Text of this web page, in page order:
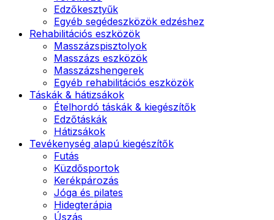
Edzőkesztyűk
Egyéb segédeszközök edzéshez
Rehabilitációs eszközök
Masszázspisztolyok
Masszázs eszközök
Masszázshengerek
Egyéb rehabilitációs eszközök
Táskák & hátizsákok
Ételhordó táskák & kiegészítők
Edzőtáskák
Hátizsákok
Tevékenység alapú kiegészítők
Futás
Küzdősportok
Kerékpározás
Jóga és pilates
Hidegterápia
Úszás